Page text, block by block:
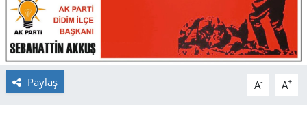
Paylaş A- A+
GÜNDEM
HABERDE İNSAN
KÜLTÜR SANAT